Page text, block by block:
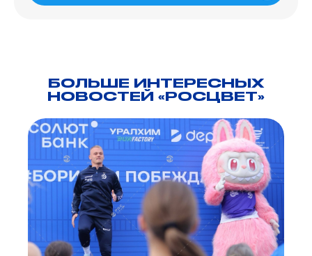
БОЛЬШЕ ИНТЕРЕСНЫХ
НОВОСТЕЙ «РОСЦВЕТ»